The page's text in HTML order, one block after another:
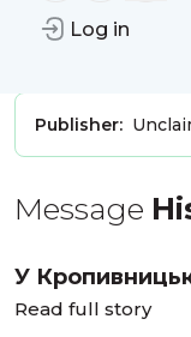
Log in
Title:
Publisher:
Message
У
оперативно
Read full story